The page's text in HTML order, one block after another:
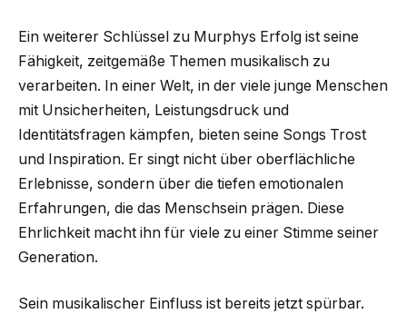
Ein weiterer Schlüssel zu Murphys Erfolg ist seine
Fähigkeit, zeitgemäße Themen musikalisch zu
verarbeiten. In einer Welt, in der viele junge Menschen
mit Unsicherheiten, Leistungsdruck und
Identitätsfragen kämpfen, bieten seine Songs Trost
und Inspiration. Er singt nicht über oberflächliche
Erlebnisse, sondern über die tiefen emotionalen
Erfahrungen, die das Menschsein prägen. Diese
Ehrlichkeit macht ihn für viele zu einer Stimme seiner
Generation.
Sein musikalischer Einfluss ist bereits jetzt spürbar.